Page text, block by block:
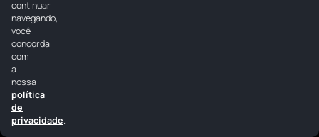
continuar
navegando,
você
concorda
com
a
nossa
política
de
privacidade.